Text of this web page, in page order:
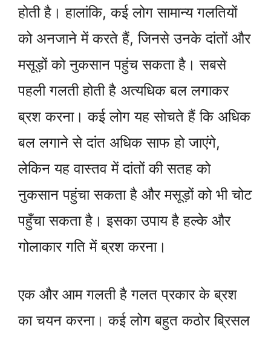
होती है। हालांकि, कई लोग सामान्य गलतियों
को अनजाने में करते हैं, जिनसे उनके दांतों और
मसूड़ों को नुकसान पहुंच सकता है। सबसे
पहली गलती होती है अत्यधिक बल लगाकर
ब्रश करना। कई लोग यह सोचते हैं कि अधिक
बल लगाने से दांत अधिक साफ हो जाएंगे,
लेकिन यह वास्तव में दांतों की सतह को
नुकसान पहुंचा सकता है और मसूड़ों को भी चोट
पहुँचा सकता है। इसका उपाय है हल्के और
गोलाकार गति में ब्रश करना।
एक और आम गलती है गलत प्रकार के ब्रश
का चयन करना। कई लोग बहुत कठोर ब्रिसल